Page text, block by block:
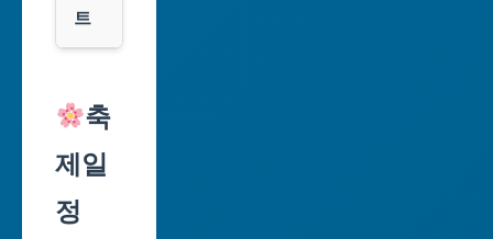
인
광
역
트
리
익
스
레
축
제일
정